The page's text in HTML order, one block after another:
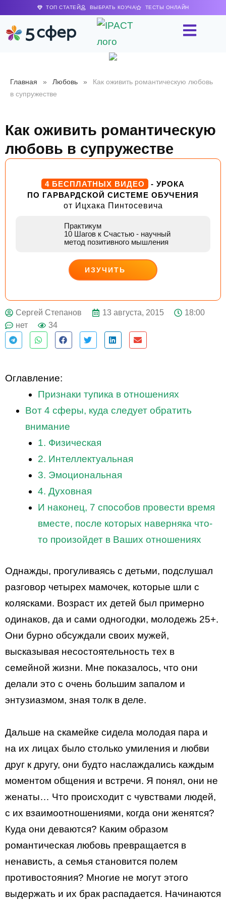
ТОП СТАТЕЙ ВЫБРАТЬ КОУЧА ТЕСТЫ ОНЛАЙН
Главная » Любовь »
Как оживить романтическую любовь
в супружестве
Как оживить романтическую
любовь в супружестве
4 БЕСПЛАТНЫХ ВИДЕО
- УРОКА
ПО ГАРВАРДСКОЙ СИСТЕМЕ ОБУЧЕНИЯ
от Ицхака Пинтосевича
Практикум
10 Шагов к Счастью - научный
метод позитивного мышления
ИЗУЧИТЬ
ДЕЙСТВУЙ
Сергей Степанов 13 августа, 2015
18:00
нет
34
Оглавление:
Признаки тупика в отношениях
Вот 4 сферы, куда следует обратить
внимание
1. Физическая
2. Интеллектуальная
3. Эмоциональная
4. Духовная
И наконец, 7 способов провести время
вместе, после которых наверняка что-
то произойдет в Ваших отношениях
Однажды, прогуливаясь с детьми, подслушал
разговор четырех мамочек, которые шли с
колясками. Возраст их детей был примерно
одинаков, да и сами одногодки, молодежь 25+.
Они бурно обсуждали своих мужей,
высказывая несостоятельность тех в
семейной жизни. Мне показалось, что они
делали это с очень большим запалом и
энтузиазмом, зная толк в деле.
Дальше на скамейке сидела молодая пара и
на их лицах было столько умиления и любви
друг к другу, они будто наслаждались каждым
моментом общения и встречи. Я понял, они не
женаты… Что происходит с чувствами людей,
с их взаимоотношениями, когда они женятся?
Куда они деваются? Каким образом
романтическая любовь превращается в
ненависть, а семья становится полем
противостояния? Многие не могут этого
выдержать и их брак распадается. Начинаются